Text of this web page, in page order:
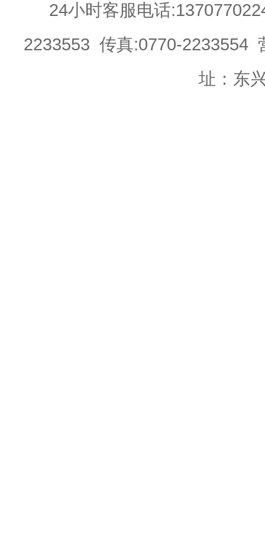
24小时客服电话
2233553 传真:0770-2233554
址：东